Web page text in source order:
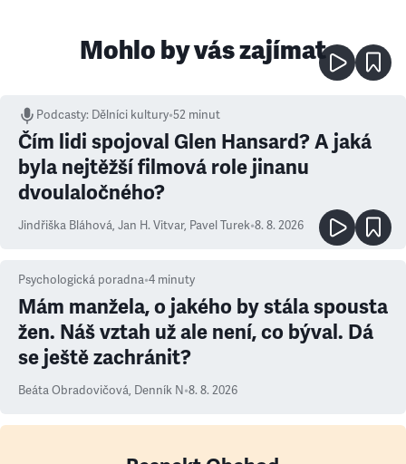
Mohlo by vás zajímat
Podcasty: Dělníci kultury•52 minut
Čím lidi spojoval Glen Hansard? A jaká
byla nejtěžší filmová role jinanu
dvoulaločného?
Jindřiška Bláhová, Jan H. Vitvar, Pavel Turek•8. 8. 2026
Psychologická poradna•4 minuty
Mám manžela, o jakého by stála spousta
žen. Náš vztah už ale není, co býval. Dá
se ještě zachránit?
Beáta Obradovičová, Denník N•8. 8. 2026